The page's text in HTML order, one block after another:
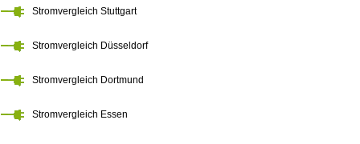
Stromvergleich Stuttgart
Stromvergleich Düsseldorf
Stromvergleich Dortmund
Stromvergleich Essen